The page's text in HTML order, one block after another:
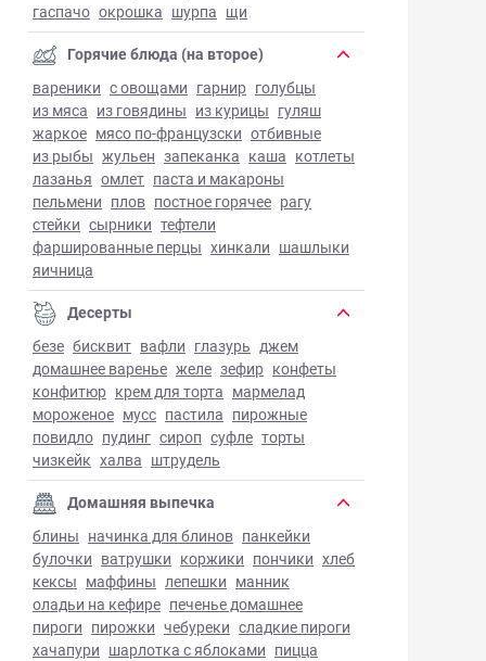
гаспачо окрошка шурпа щи
Горячие блюда (на второе)
вареники с овощами гарнир голубцы
из мяса из говядины из курицы гуляш
жаркое мясо по-французски отбивные
из рыбы жульен запеканка каша котлеты
лазанья омлет паста и макароны
пельмени плов постное горячее рагу
стейки сырники тефтели
фаршированные перцы хинкали шашлыки
яичница
Десерты
безе бисквит вафли глазурь джем
домашнее варенье желе зефир конфеты
конфитюр крем для торта мармелад
мороженое мусс пастила пирожные
повидло пудинг сироп суфле торты
чизкейк халва штрудель
Домашняя выпечка
блины начинка для блинов панкейки
булочки ватрушки коржики пончики хлеб
кексы маффины лепешки манник
оладьи на кефире печенье домашнее
пироги пирожки чебуреки сладкие пироги
хачапури шарлотка с яблоками пицца